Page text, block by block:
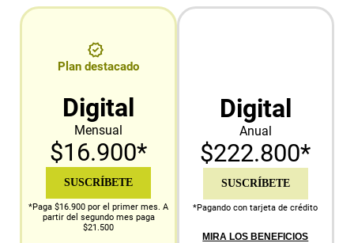
Plan destacado
Digital
Mensual
$16.900*
SUSCRÍBETE
*Paga $16.900 por el primer mes. A
partir del segundo mes paga
$21.500
Digital
Anual
$222.800*
SUSCRÍBETE
*Pagando con tarjeta de crédito
MIRA LOS BENEFICIOS